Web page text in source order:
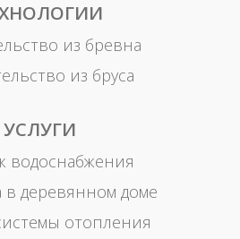
из бревна
из бруса
УСЛУГИ
водоснабжения
в деревянном доме
отопления